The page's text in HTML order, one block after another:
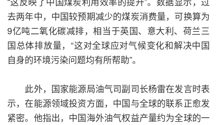
去两年中，中国较预期减少的煤炭消费量，可换算为
9亿吨二氧化碳减排，相当于英国、意大利、荷兰三
国总体排放量，“这对全球应对气候变化和解决中国
自身的环境污染问题均有所帮助”。
此外，国家能源局油气司副司长杨雷在发言时表
示，在能源领域投资方面，中国与全球的联系正愈发
紧密。他指出，中国海外油气权益产量约为全球的一